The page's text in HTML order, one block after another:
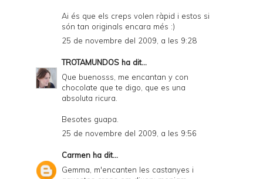
Ai és que els creps volen ràpid i estos si
són tan originals encara més :)
25 de novembre del 2009, a les 9:28
TROTAMUNDOS ha dit...
Que buenosss, me encantan y con
chocolate que te digo, que es una
absoluta ricura.
Besotes guapa.
25 de novembre del 2009, a les 9:56
Carmen ha dit...
Gemma, m'encanten les castanyes i